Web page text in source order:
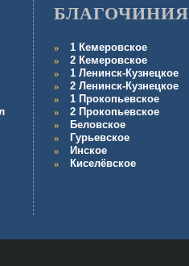
БЛАГОЧИНИЯ
1 Кемеровское
2 Кемеровское
1 Ленинск-Кузнецкое
2 Ленинск-Кузнецкое
1 Прокопьевское
2 Прокопьевское
Беловское
Гурьевское
Инское
Киселёвское